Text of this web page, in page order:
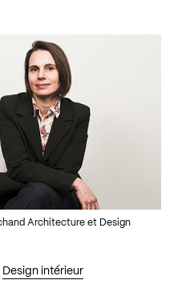
Design intérieur
Architecture et Design